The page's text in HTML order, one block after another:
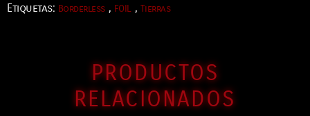
Etiquetas: Borderless , FOIL , Tierras
PRODUCTOS
RELACIONADOS